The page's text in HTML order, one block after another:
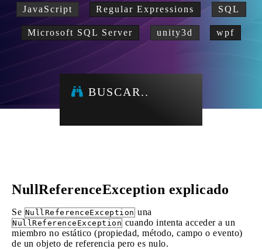
JavaScript Regular Expressions SQL
Microsoft SQL Server unity3d wpf
BUSCAR..
NullReferenceException explicado
Se NullReferenceException una
NullReferenceException cuando intenta acceder a un
miembro no estático (propiedad, método, campo o evento)
de un objeto de referencia pero es nulo.